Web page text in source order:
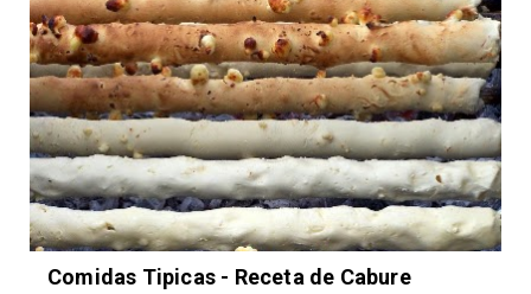
Comidas Tipicas - Receta de Cabure